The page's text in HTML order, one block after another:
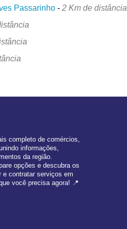
Passarinho -2 Km de distância
completo de comércios,
informações,
da região.
opções e descubra os
e contratar serviços em
você precisa agora! 📍